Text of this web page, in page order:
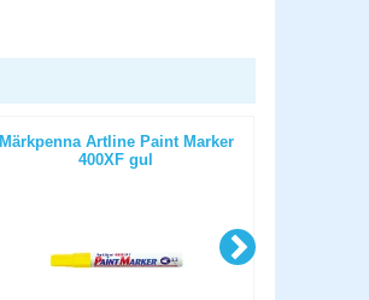
Märkpenna Artline Paint Marker
400XF gul